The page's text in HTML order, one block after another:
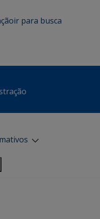
ir para busca